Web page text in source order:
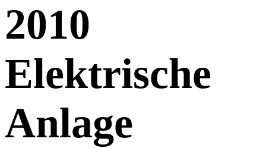
2010
Elektrische
Anlage